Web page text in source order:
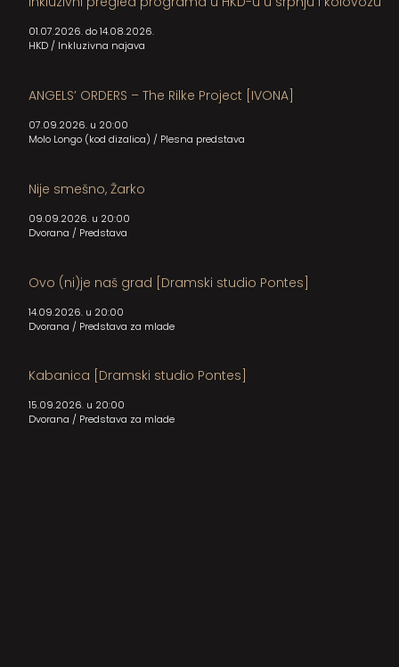
01.07.2026. do 14.08.2026.
HKD/ Inkluzivna najava
ANGELS’ ORDERS – The Rilke Project [IVONA]
07.09.2026. u 20:00
Molo Longo (kod dizalica) / Plesna predstava
Nije smešno, Žarko
09.09.2026. u 20:00
Dvorana / Predstava
Ovo (ni)je naš grad [Dramski studio Pontes]
14.09.2026. u 20:00
Dvorana / Predstava za mlade
Kabanica [Dramski studio Pontes]
15.09.2026. u 20:00
Dvorana / Predstava za mlade